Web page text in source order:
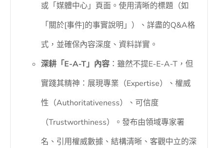
或「媒體中心」頁面。使用清晰的標題（如
「關於[事件]的事實說明」）、詳盡的Q&A格
式，並確保內容深度、資料詳實。
深耕「E-A-T」內容：雖然不提E-E-A-T，但
實踐其精神：展現專業（Expertise）、權威
性（Authoritativeness）、可信度
（Trustworthiness）。發布由領域專家署
名、引用權威數據、結構清晰、客觀中立的深